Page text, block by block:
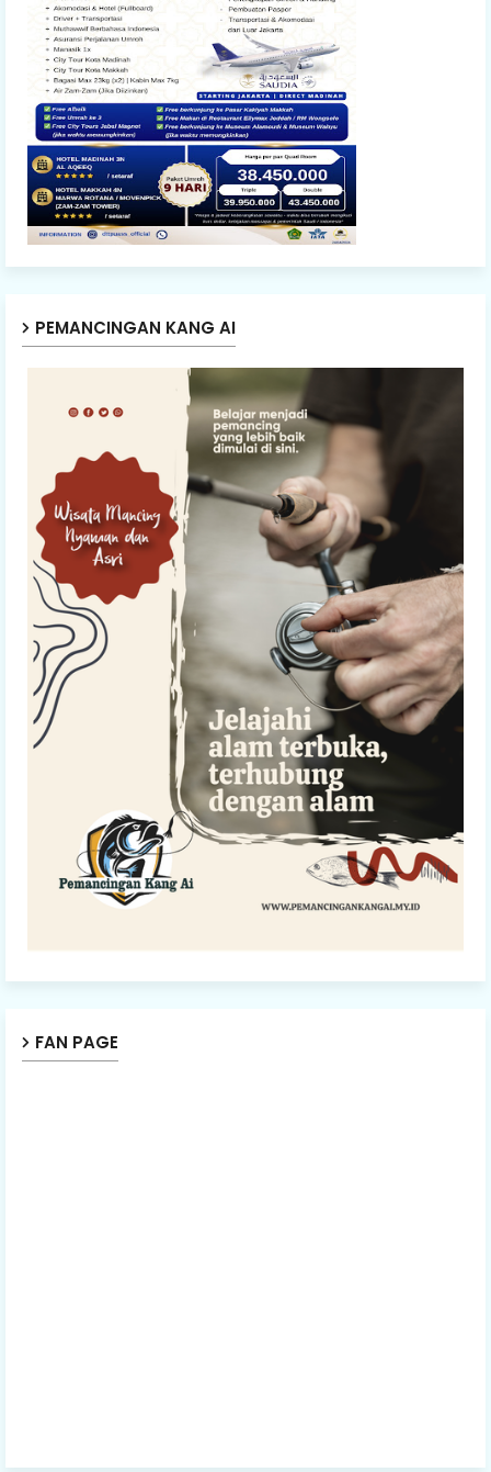
PEMANCINGAN KANG AI
FAN PAGE